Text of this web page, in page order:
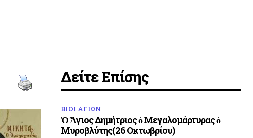
Δείτε Επίσης
ΒΙΟΙ ΑΓΙΩΝ
Ὁ Ἅγιος Δημήτριος ὁ Μεγαλομάρτυρας ὁ
Μυροβλύτης(26 Οκτωβρίου)